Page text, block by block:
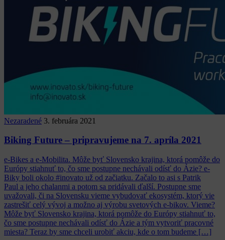
Nezaradené 3. februára 2021
Biking Future – pripravujeme na 7. apríla 2021
e-Bikes a e-Mobilita. Môže byť Slovensko krajina, ktorá pomôže do
Európy stiahnuť to, čo sme postupne nechávali odísť do Ázie? e-
Biky boli okolo #inovato už od začiatku. Začalo to asi s Patrik
Paul a jeho chalanmi a potom sa pridávali ďalší. Postupne sme
uvažovali, či na Slovensku vieme vybudovať ekosystém, ktorý vie
zastrešiť celý vývoj a možno aj výrobu svetových e-bikov. Vieme?
Môže byť Slovensko krajina, ktorá pomôže do Európy stiahnuť to,
čo sme postupne nechávali odísť do Ázie a tým vytvoriť pracovné
miesta? Teraz by sme chceli urobiť akciu, kde o tom budeme […]